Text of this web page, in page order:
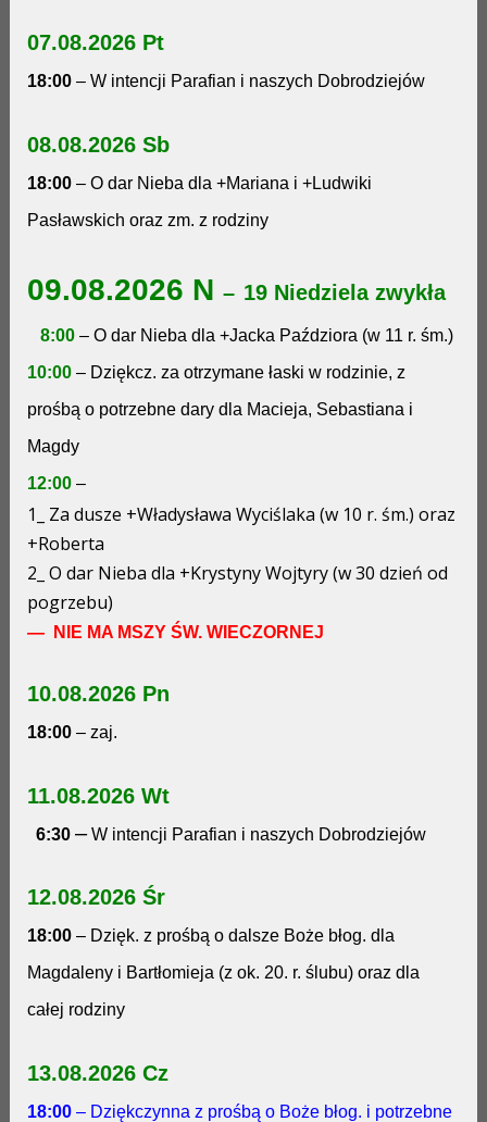
07.08.2026 Pt
18:00 – W intencji Parafian i naszych Dobrodziejów
08.08.2026 Sb
18:00 – O dar Nieba dla +Mariana i +Ludwiki
Pasławskich oraz zm. z rodziny
09.08.2026 N – 19 Niedziela zwykła
8:00 – O dar Nieba dla +Jacka Paździora (w 11 r. śm.)
10:00 – Dziękcz. za otrzymane łaski w rodzinie, z
prośbą o potrzebne dary dla Macieja, Sebastiana i
Magdy
12:00 –
1_ Za dusze +Władysława Wyciślaka (w 10 r. śm.) oraz
+Roberta
2_ O dar Nieba dla +Krystyny Wojtyry (w 30 dzień od
pogrzebu)
— NIE MA MSZY ŚW. WIECZORNEJ
10.08.2026 Pn
18:00 – zaj.
11.08.2026 Wt
6:30 –W intencji Parafian i naszych Dobrodziejów
12.08.2026 Śr
18:00 – Dzięk. z prośbą o dalsze Boże błog. dla
Magdaleny i Bartłomieja (z ok. 20. r. ślubu) oraz dla
całej rodziny
13.08.2026 Cz
18:00 – Dziękczynna z prośbą o Boże błog. i potrzebne